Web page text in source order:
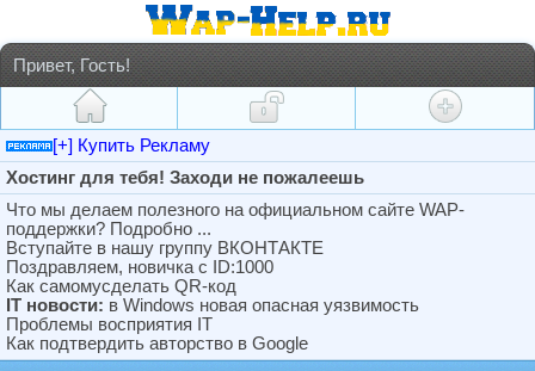
Привет, Гость!
[+] Купить Рекламу
Хостинг для тебя! Заходи не пожалеешь
Что мы делаем полезного на официальном сайте WAP-
поддержки? Подробно ...
Вступайте в нашу группу ВКОНТАКТЕ
Поздравляем, новичка с ID:1000
Как самомусделать QR-код
IT новости: в Windows новая опасная уязвимость
Проблемы восприятия IT
Как подтвердить авторство в Google